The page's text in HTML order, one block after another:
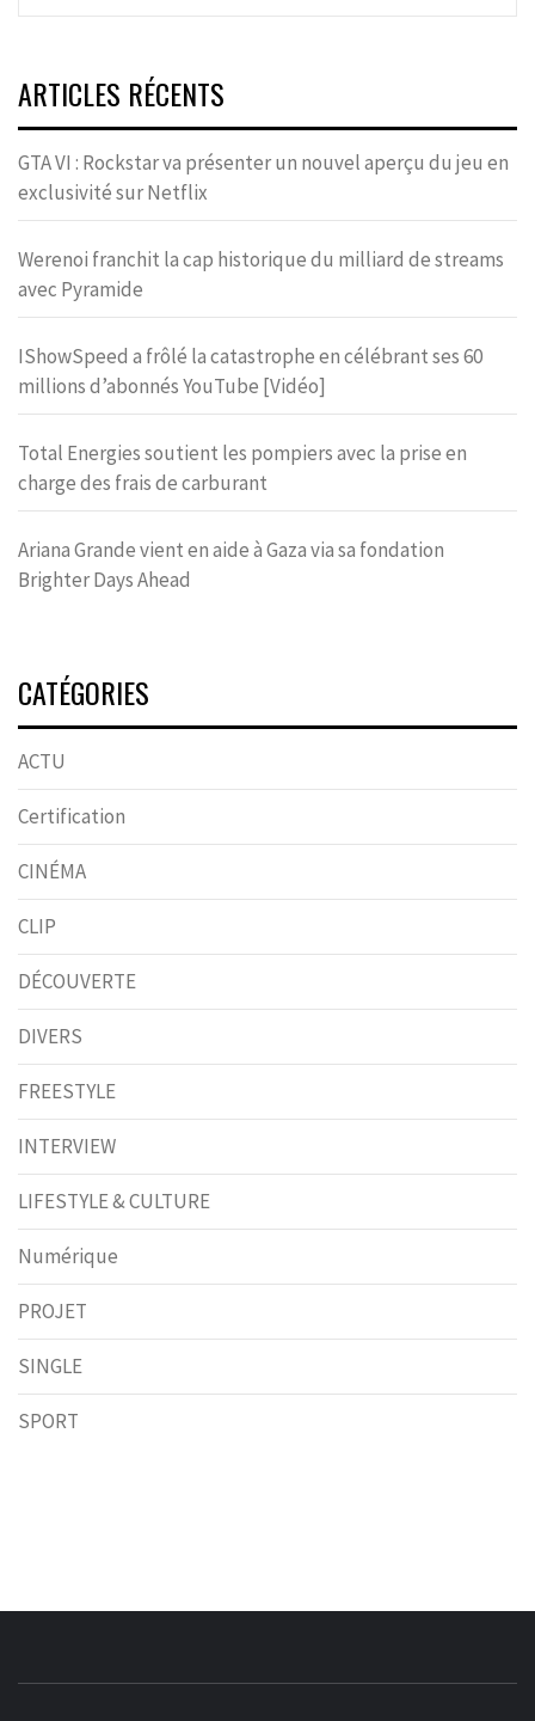
ARTICLES RÉCENTS
GTA VI : Rockstar va présenter un nouvel aperçu du jeu en
exclusivité sur Netflix
Werenoi franchit la cap historique du milliard de streams
avec Pyramide
IShowSpeed a frôlé la catastrophe en célébrant ses 60
millions d’abonnés YouTube [Vidéo]
Total Energies soutient les pompiers avec la prise en
charge des frais de carburant
Ariana Grande vient en aide à Gaza via sa fondation
Brighter Days Ahead
CATÉGORIES
ACTU
Certification
CINÉMA
CLIP
DÉCOUVERTE
DIVERS
FREESTYLE
INTERVIEW
LIFESTYLE & CULTURE
Numérique
PROJET
SINGLE
SPORT